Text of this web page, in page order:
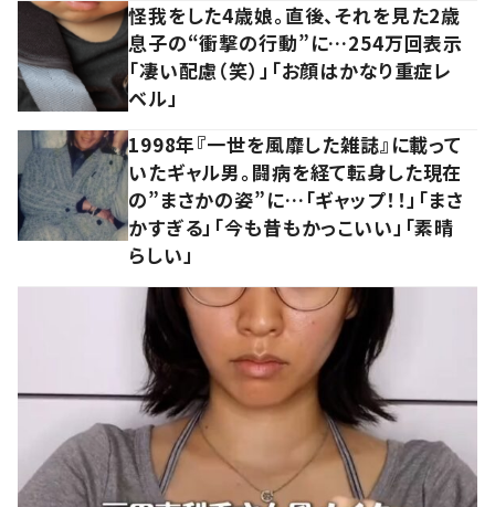
怪我をした4歳娘。直後、それを見た2歳
息子の“衝撃の行動”に…254万回表示
「凄い配慮（笑）」「お顔はかなり重症レ
ベル」
1998年『一世を風靡した雑誌』に載って
いたギャル男。闘病を経て転身した現在
の”まさかの姿”に…「ギャップ！！」「まさ
かすぎる」「今も昔もかっこいい」「素晴
らしい」